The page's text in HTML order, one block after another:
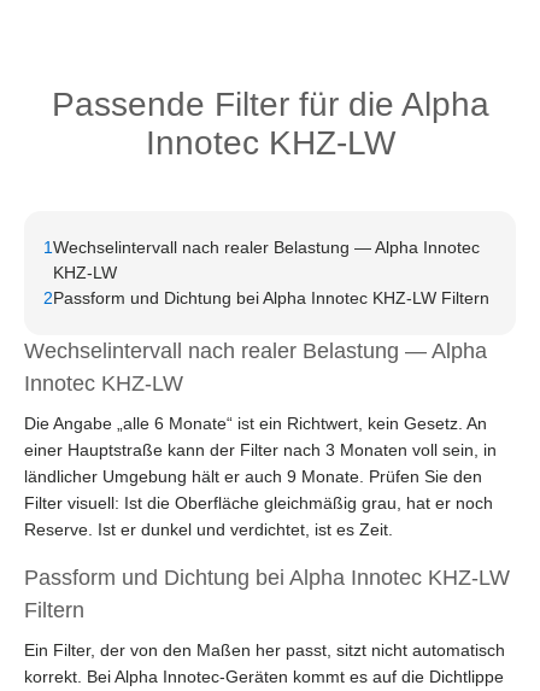
Passende Filter für die Alpha
Innotec KHZ-LW
1Wechselintervall nach realer Belastung — Alpha Innotec
KHZ-LW
2Passform und Dichtung bei Alpha Innotec KHZ-LW Filtern
Wechselintervall nach realer Belastung — Alpha
Innotec KHZ-LW
Die Angabe „alle 6 Monate“ ist ein Richtwert, kein Gesetz. An
einer Hauptstraße kann der Filter nach 3 Monaten voll sein, in
ländlicher Umgebung hält er auch 9 Monate. Prüfen Sie den
Filter visuell: Ist die Oberfläche gleichmäßig grau, hat er noch
Reserve. Ist er dunkel und verdichtet, ist es Zeit.
Passform und Dichtung bei Alpha Innotec KHZ-LW
Filtern
Ein Filter, der von den Maßen her passt, sitzt nicht automatisch
korrekt. Bei Alpha Innotec-Geräten kommt es auf die Dichtlippe